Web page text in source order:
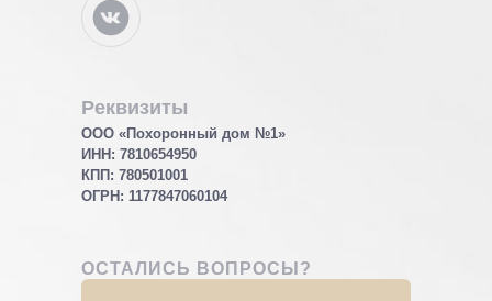
ОСТАЛИСЬ ВОПРОСЫ?
Реквизиты
ООО «Похоронный дом №1»
ИНН: 7810654950
КПП: 780501001
ОГРН: 1177847060104